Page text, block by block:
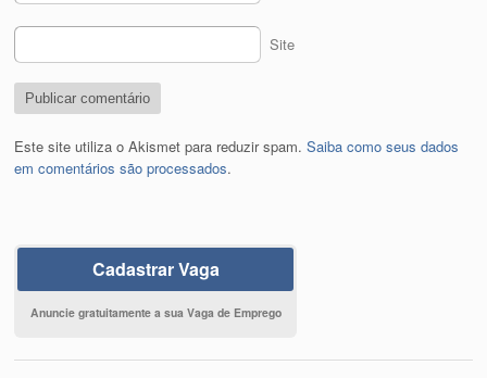
Site
Este site utiliza o Akismet para reduzir spam.Saiba como seus dados
em comentários são processados.
Cadastrar Vaga
Anuncie gratuitamente a sua Vaga de Emprego